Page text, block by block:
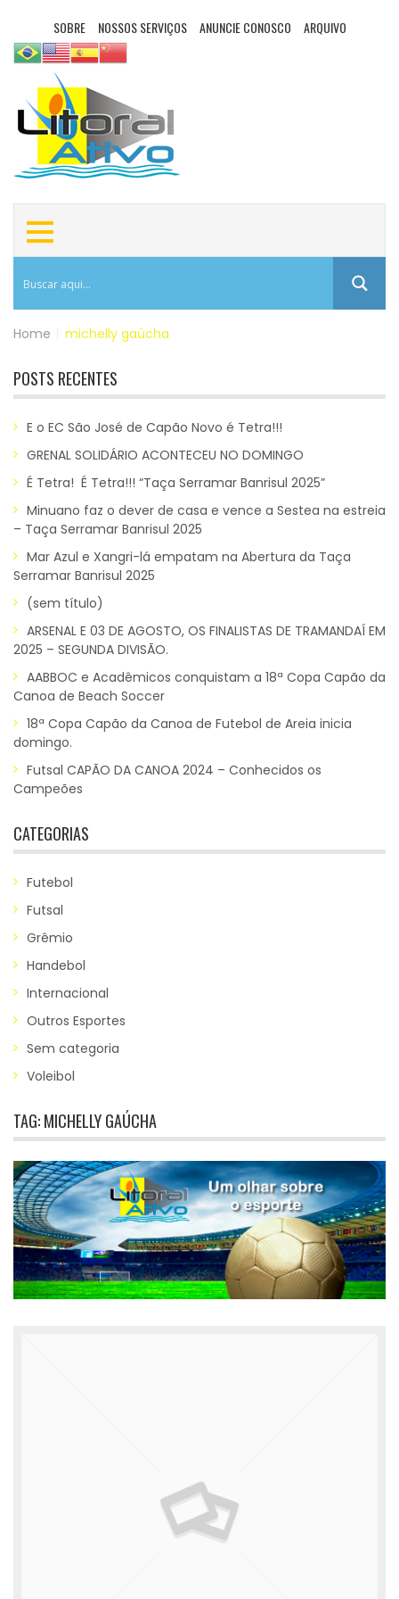
SOBRE NOSSOS SERVIÇOS ANUNCIE CONOSCO ARQUIVO
Home michelly gaúcha
POSTS RECENTES
E o EC São José de Capão Novo é Tetra!!!
GRENAL SOLIDÁRIO ACONTECEU NO DOMINGO
É Tetra! É Tetra!!! “Taça Serramar Banrisul 2025”
Minuano faz o dever de casa e vence a Sestea na estreia
– Taça Serramar Banrisul 2025
Mar Azul e Xangri-lá empatam na Abertura da Taça
Serramar Banrisul 2025
(sem título)
ARSENAL E 03 DE AGOSTO, OS FINALISTAS DE TRAMANDAÍ EM
2025 – SEGUNDA DIVISÃO.
AABBOC e Acadêmicos conquistam a 18ª Copa Capão da
Canoa de Beach Soccer
18ª Copa Capão da Canoa de Futebol de Areia inicia
domingo.
Futsal CAPÃO DA CANOA 2024 – Conhecidos os
Campeões
CATEGORIAS
Futebol
Futsal
Grêmio
Handebol
Internacional
Outros Esportes
Sem categoria
Voleibol
TAG:MICHELLY GAÚCHA